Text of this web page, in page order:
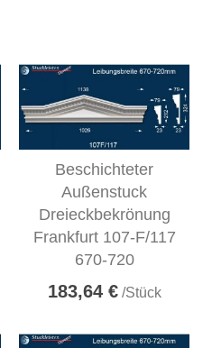
Beschichteter
Außenstuck
Dreieckbekrönung
Frankfurt 107-F/117
670-720
183,64 €/Stück